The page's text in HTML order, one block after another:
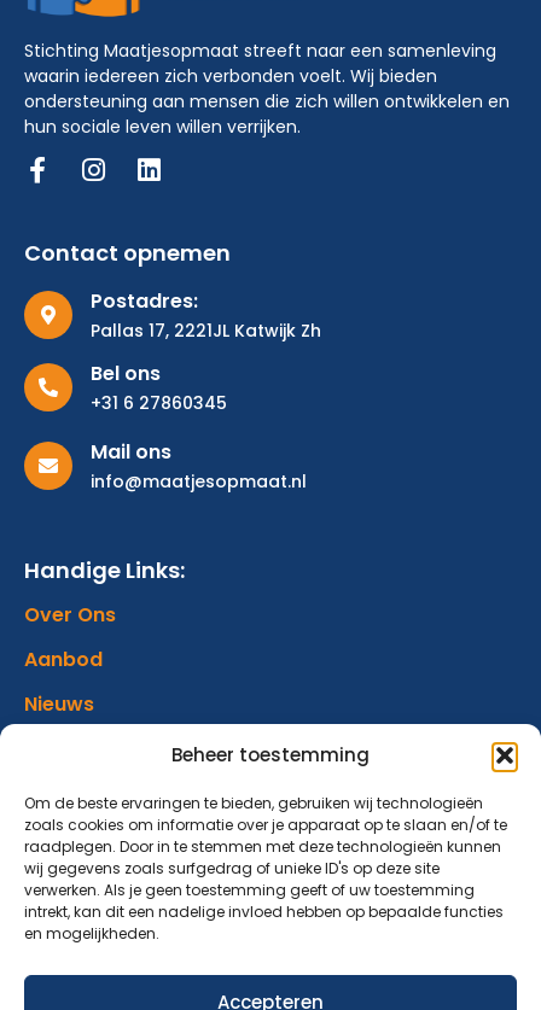
Beheer toestemming
Om de beste ervaringen te bieden, gebruiken wij technologieën
zoals cookies om informatie over je apparaat op te slaan en/of te
raadplegen. Door in te stemmen met deze technologieën kunnen
wij gegevens zoals surfgedrag of unieke ID's op deze site
verwerken. Als je geen toestemming geeft of uw toestemming
intrekt, kan dit een nadelige invloed hebben op bepaalde functies
en mogelijkheden.
Accepteren
Stichting Maatjesopmaat streeft naar een samenleving
waarin iedereen zich verbonden voelt. Wij bieden
ondersteuning aan mensen die zich willen ontwikkelen en
hun sociale leven willen verrijken.
Contact opnemen
Postadres:
Pallas 17, 2221JL Katwijk Zh
Bel ons
+31 6 27860345
Mail ons
info@maatjesopmaat.nl
Handige Links:
Over Ons
Aanbod
Nieuws
Donatie
Contact
Abonneer op onze nieuwsbrief